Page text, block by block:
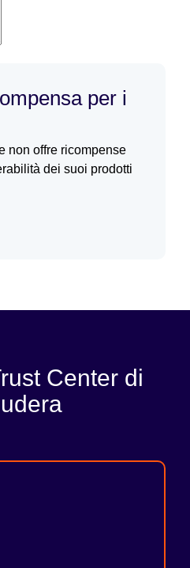
per i
non offre ricompense
dei suoi prodotti
Center di